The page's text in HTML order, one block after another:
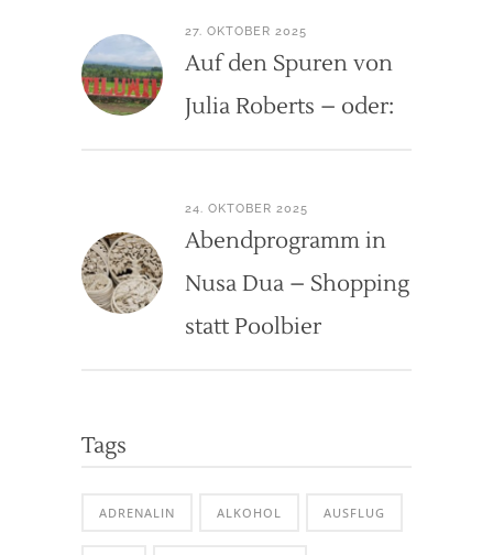
27. OKTOBER 2025
Auf den Spuren von
Julia Roberts – oder:
24. OKTOBER 2025
Abendprogramm in
Nusa Dua – Shopping
statt Poolbier
Tags
ADRENALIN ALKOHOL AUSFLUG